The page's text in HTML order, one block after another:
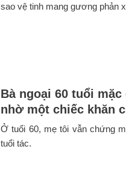
sao vệ tinh mang gương phản
Bà ngoại 60 tuổi
nhờ một chiếc khăn
Ở tuổi 60, mẹ tôi vẫn chứng
tuổi tác.